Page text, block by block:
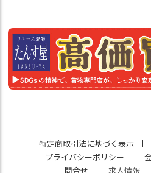
特定商取引法に基づく表示
プライバシーポリシー
問合せ
求人情報